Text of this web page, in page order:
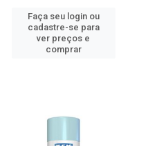
Faça seu login ou
cadastre-se para
ver preços e
comprar